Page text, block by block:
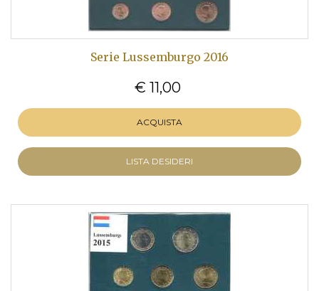
Serie Lussemburgo 2016
€ 11,00
ACQUISTA
LISTA DESIDERI